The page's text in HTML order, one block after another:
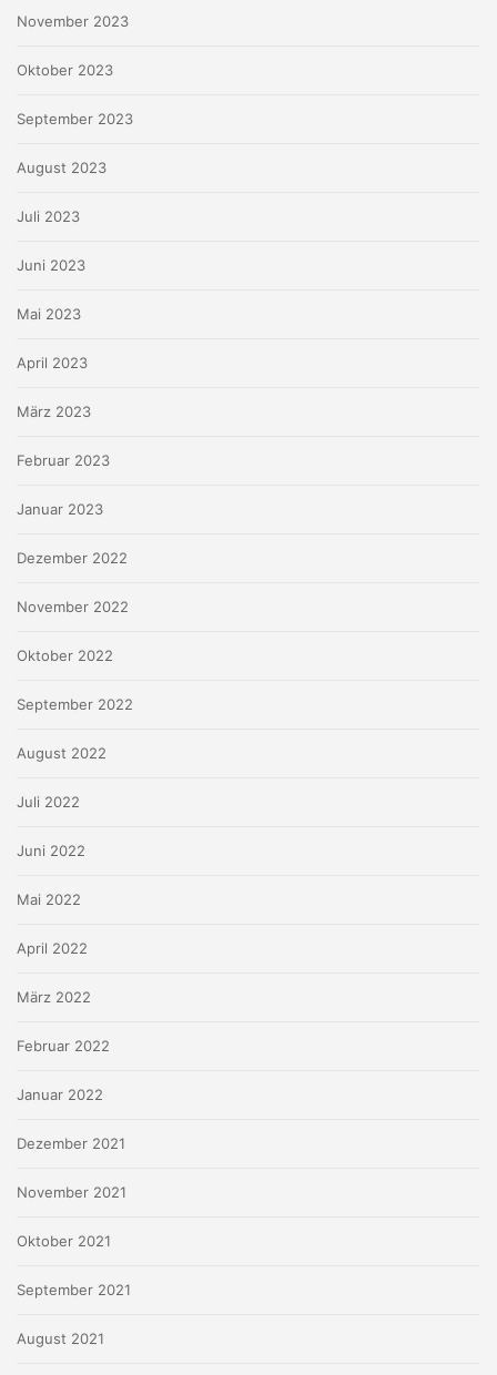
November 2023
Oktober 2023
September 2023
August 2023
Juli 2023
Juni 2023
Mai 2023
April 2023
März 2023
Februar 2023
Januar 2023
Dezember 2022
November 2022
Oktober 2022
September 2022
August 2022
Juli 2022
Juni 2022
Mai 2022
April 2022
März 2022
Februar 2022
Januar 2022
Dezember 2021
November 2021
Oktober 2021
September 2021
August 2021